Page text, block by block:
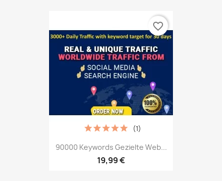
90000 Keywords Gezielte Web...
19,99 €
(1)
favorite_border